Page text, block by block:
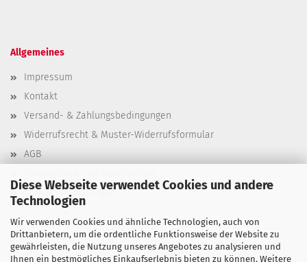
Diese Webseite verwendet Cookies und andere
Technologien
Wir verwenden Cookies und ähnliche Technologien, auch von
Drittanbietern, um die ordentliche Funktionsweise der Website zu
gewährleisten, die Nutzung unseres Angebotes zu analysieren und
Ihnen ein bestmögliches Einkaufserlebnis bieten zu können. Weitere
Allgemeines
Impressum
Kontakt
Versand- & Zahlungsbedingungen
Widerrufsrecht & Muster-Widerrufsformular
AGB
Cookie Einstellungen